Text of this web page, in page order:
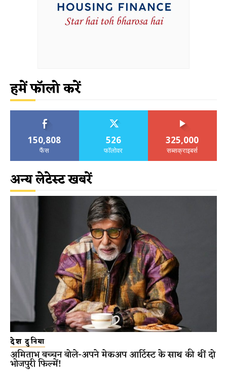
हमें फॉलो करें
150,808
फैंस
526
फॉलोवर
325,000
सब्सक्राइबर्स
अन्य लेटेस्ट खबरें
देश दुनिया
अमिताभ बच्चन बोले-अपने मेकअप आर्टिस्ट के साथ की थीं दो
भोजपुरी फिल्में!